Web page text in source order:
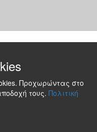
Προχωρώντας στο
τους. Πολιτική